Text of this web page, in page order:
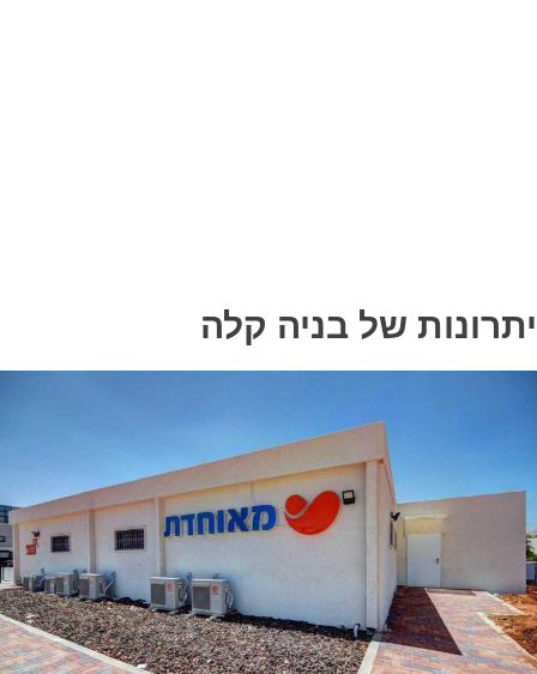
יתרונות של בניה קלה